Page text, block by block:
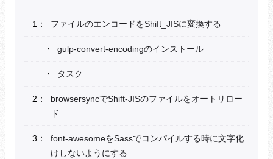
ファイルのエンコードをShift_JISに変換する
gulp-convert-encodingのインストール
タスク
browsersyncでShift-JISのファイルをオートリロー
ド
font-awesomeをSassでコンパイルする時に文字化
けしないようにする